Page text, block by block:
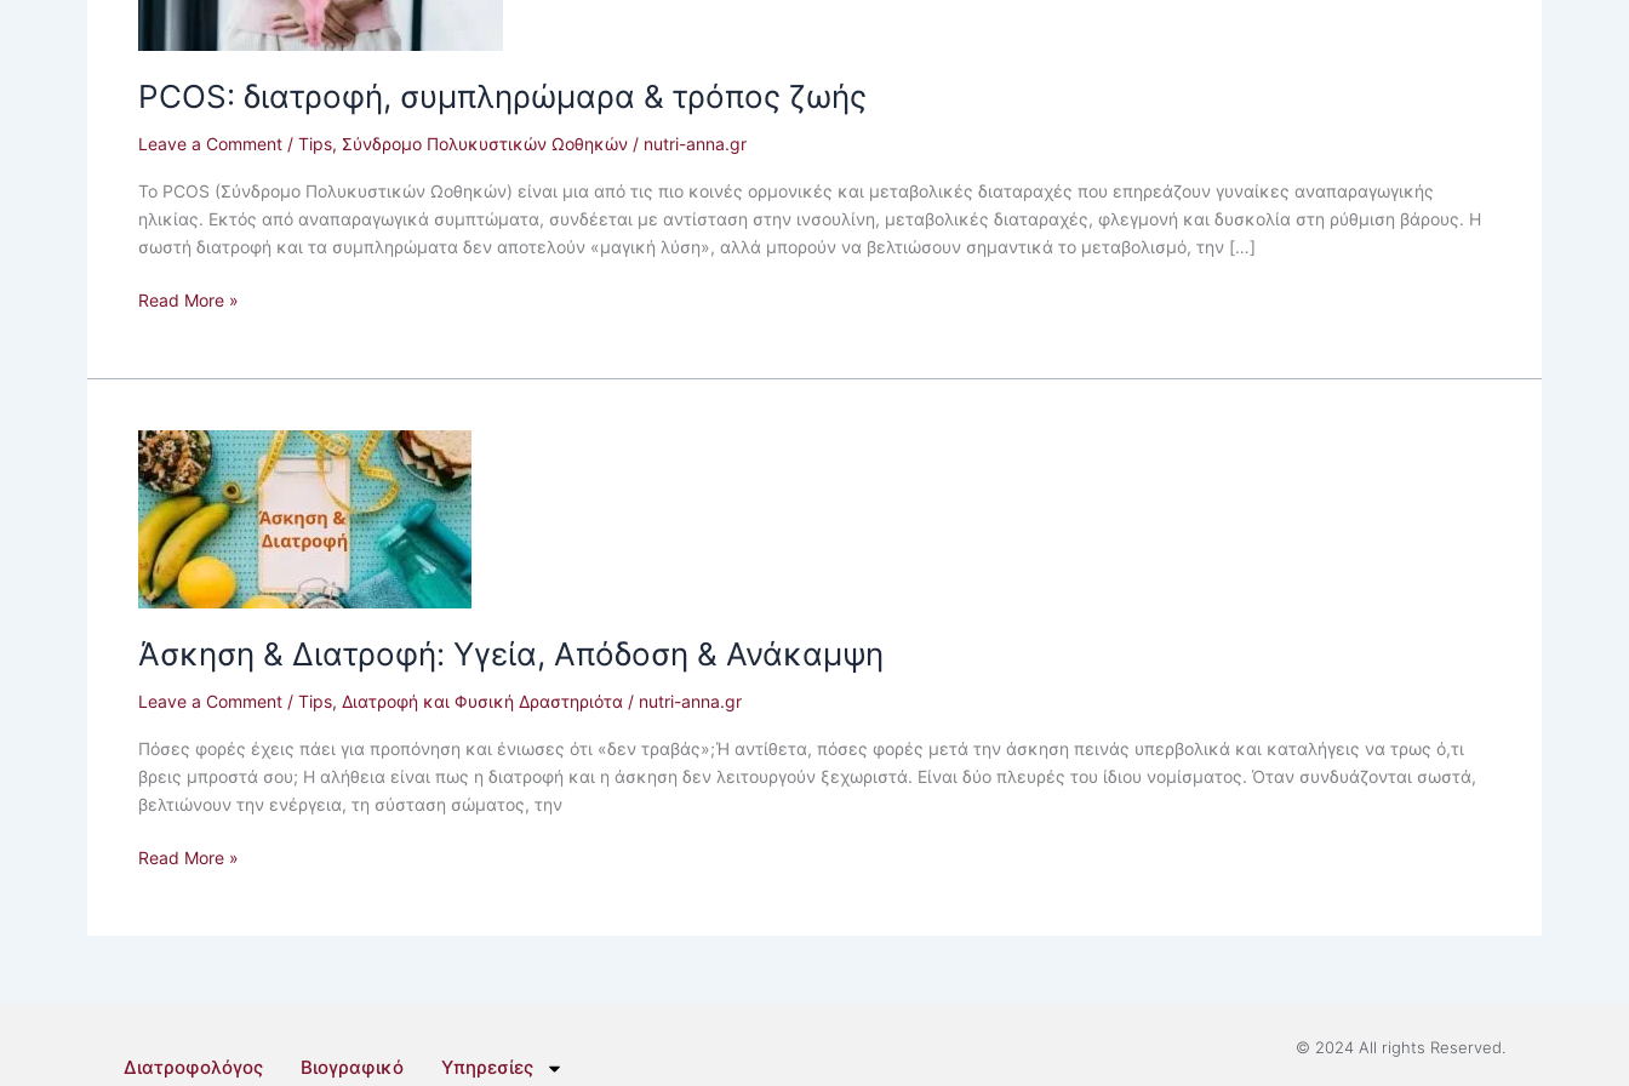
PCOS: διατροφή, συμπληρώμαρα & τρόπος ζωής
Leave a Comment / Tips, Σύνδρομο Πολυκυστικών Ωοθηκών / nutri-anna.gr
Το PCOS (Σύνδρομο Πολυκυστικών Ωοθηκών) είναι μια από τις πιο κοινές ορμονικές και μεταβολικές διαταραχές που επηρεάζουν γυναίκες αναπαραγωγικής
ηλικίας. Εκτός από αναπαραγωγικά συμπτώματα, συνδέεται με αντίσταση στην ινσουλίνη, μεταβολικές διαταραχές, φλεγμονή και δυσκολία στη ρύθμιση βάρους. Η
σωστή διατροφή και τα συμπληρώματα δεν αποτελούν «μαγική λύση», αλλά μπορούν να βελτιώσουν σημαντικά το μεταβολισμό, την […]
ζωής
Read More »
Άσκηση & Διατροφή: Υγεία, Απόδοση & Ανάκαμψη
Leave a Comment / Tips, Διατροφή και Φυσική Δραστηριότα / nutri-anna.gr
Πόσες φορές έχεις πάει για προπόνηση και ένιωσες ότι «δεν τραβάς»;Ή αντίθετα, πόσες φορές μετά την άσκηση πεινάς υπερβολικά και καταλήγεις να τρως ό,τι
βρεις μπροστά σου; Η αλήθεια είναι πως η διατροφή και η άσκηση δεν λειτουργούν ξεχωριστά. Είναι δύο πλευρές του ίδιου νομίσματος. Όταν συνδυάζονται σωστά,
βελτιώνουν την ενέργεια, τη σύσταση σώματος, την
Άσκηση
&
Διατροφή:
Υγεία,
Απόδοση
&
Ανάκαμψη
Read More »
Διατροφολόγος Βιογραφικό Υπηρεσίες
© 2024 All rights Reserved.